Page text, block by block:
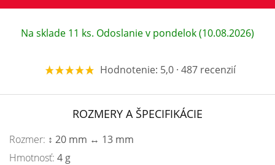
Na sklade 11 ks. Odoslanie v pondelok (10.08.2026)
Hodnotenie: 5,0 · 487 recenzií
ROZMERY A ŠPECIFIKÁCIE
Rozmer: ↕ 20 mm ↔ 13 mm
Hmotnosť: 4 g